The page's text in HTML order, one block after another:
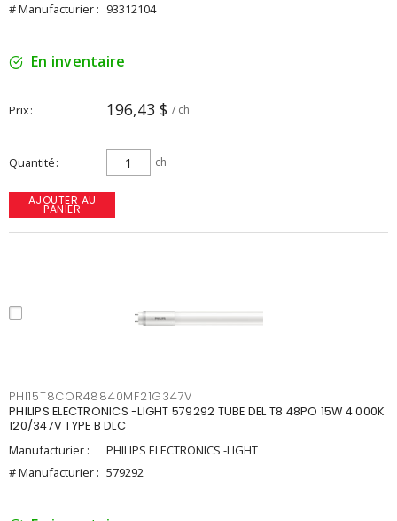
# Manufacturier : 93312104
En inventaire
Prix 196,43 $ / ch
Quantité ch
AJOUTER AU
PANIER
PHI15T8COR48840MF21G347V
PHILIPS ELECTRONICS -LIGHT 579292 TUBE DEL T8 48PO 15W 4 000K
120/347V TYPE B DLC
Manufacturier :
PHILIPS ELECTRONICS -LIGHT
# Manufacturier : 579292